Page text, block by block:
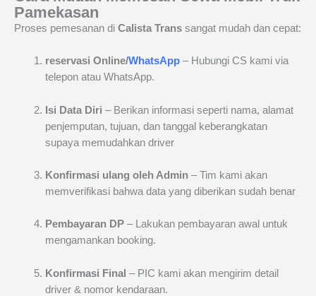
Pamekasan
Proses pemesanan di Calista Trans sangat mudah dan cepat:
reservasi Online/WhatsApp– Hubungi CS kami via
telepon atau WhatsApp.
Isi Data Diri – Berikan informasi seperti nama, alamat
penjemputan, tujuan, dan tanggal keberangkatan
supaya memudahkan driver
Konfirmasi ulang oleh Admin– Tim kami akan
memverifikasi bahwa data yang diberikan sudah benar
Pembayaran DP– Lakukan pembayaran awal untuk
mengamankan booking.
Konfirmasi Final – PIC kami akan mengirim detail
driver & nomor kendaraan.